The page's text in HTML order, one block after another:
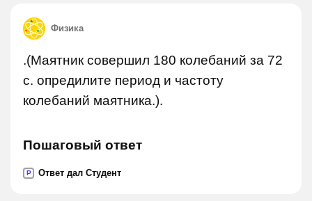
Физика
.(Маятник совершил 180 колебаний за 72
с. опредилите период и частоту
колебаний маятника.).
Пошаговый ответ
P Ответ дал Студент